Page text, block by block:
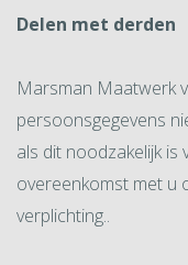
Delen met derden
Marsman Maatwerk
persoonsgegevens
als dit noodzakelijk
overeenkomst met u
verplichting..